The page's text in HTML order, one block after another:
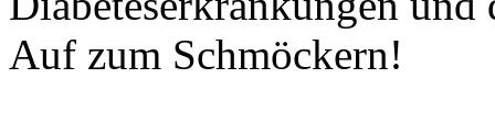
Auf zum Schmöckern!